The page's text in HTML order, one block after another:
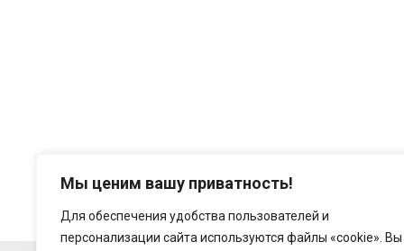
Мы ценим вашу приватность!
Для обеспечения удобства пользователей и
персонализации сайта используются файлы «cookie». Вы